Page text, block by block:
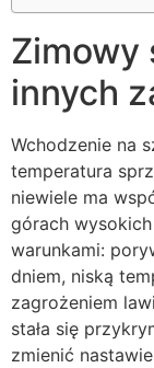
Zimowy
innych
Wchodzenie na
temperatura
niewiele ma
górach
warunkami:
dniem, niską
zagrożeniem
stała się
zmienić